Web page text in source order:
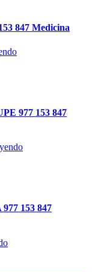
847 Medicina
977 153 847
153 847